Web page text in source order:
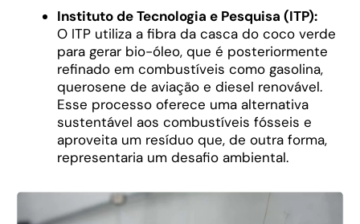
Instituto de Tecnologia e Pesquisa (ITP):
O ITP utiliza a fibra da casca do coco verde
para gerar bio-óleo, que é posteriormente
refinado em combustíveis como gasolina,
querosene de aviação e diesel renovável.
Esse processo oferece uma alternativa
sustentável aos combustíveis fósseis e
aproveita um resíduo que, de outra forma,
representaria um desafio ambiental.